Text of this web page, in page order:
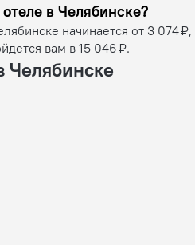
Сколько стоит номер в отеле в Челябинске?
начинается от 3 074 ₽,
вам в 15 046 ₽.
Челябинске